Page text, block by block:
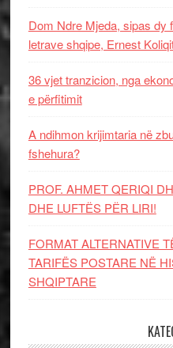
Dom Ndre Mjeda, sipas dy
letrave shqipe, Ernest
36 vjet tranzicion, nga
e përfitimit
A ndihmon krijimtaria në
fshehura?
PROF. AHMET QERIQI
DHE LUFTЁS PЁR LIRI!
FORMAT ALTERNATIVE
TARIFËS POSTARE NË
SHQIPTARE